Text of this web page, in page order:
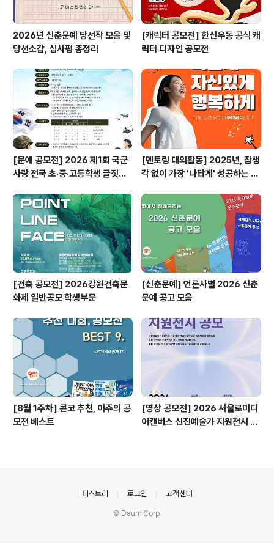
2026년 신춘문예 당선작 모음 및
당선소감, 심사평 총정리
[캐릭터 공모전] 한신우동 공식 캐
릭터 디자인 공모전
[문예 공모전] 2026 제1회 국군
사랑 전국 초·중·고등학생 글짓기
[멘토링 대외활동] 2025년, 잡생
각 없이 가장 '나답게' 성공하는 법
[건축 공모전] 2026강원건축문
화제 일반공모 학생부문
[신춘문예] 언론사별 2026 신춘
문예 공고 모음
[8월 1주차] 콘코 추천, 이주의 공
모전 베스트
[영상 공모전] 2026 서울로미디
어캔버스 신진예술가 지원전시 공
티스토리 로그인 고객센터
© Daum Corp.